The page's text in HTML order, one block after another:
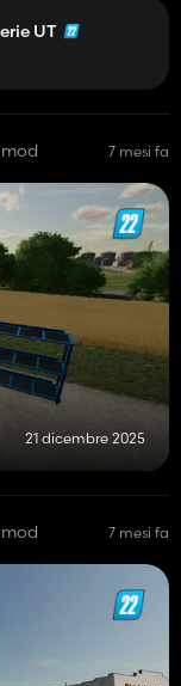
UT
7 mesi fa
21 dicembre 2025
7 mesi fa